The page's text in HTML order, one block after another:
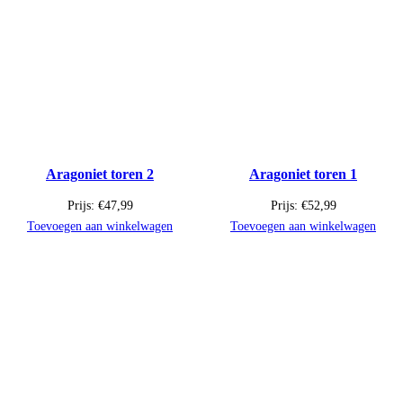
Aragoniet toren 2
Prijs: €47,99
Toevoegen aan winkelwagen
Aragoniet toren 1
Prijs: €52,99
Toevoegen aan winkelwagen